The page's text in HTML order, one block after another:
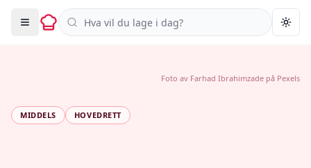
Søk i oppskrifter
MIDDELS HOVEDRETT
Foto av Farhad Ibrahimzade på Pexels